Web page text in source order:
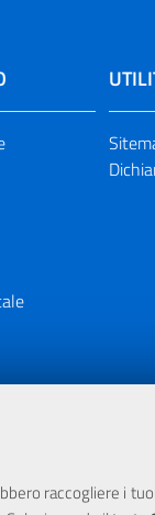
raccogliere i
Europea